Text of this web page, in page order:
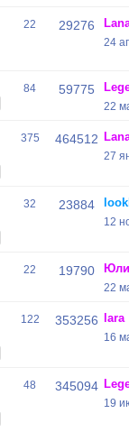
22 29276
24
84 59775
22
375 464512
27
32 23884
12
22 19790
22
122 353256 lara
16
48 345094
19